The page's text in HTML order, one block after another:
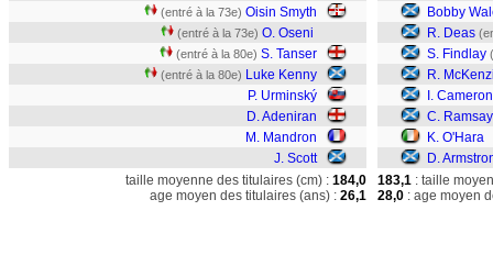
(entré à la 73e) Oisin Smyth
(entré à la 73e) O. Oseni
(entré à la 80e) S. Tanser
(entré à la 80e) Luke Kenny
P. Urminský
D. Adeniran
M. Mandron
J. Scott
Bobby
R. Deas
S. Findlay
R.
I. Cameron
C. Ramsay
K. O'Hara
D.
taille moyenne des titulaires (cm) : 184,0
age moyen des titulaires (ans) : 26,1
183,1 : taille
28,0 : age moyen